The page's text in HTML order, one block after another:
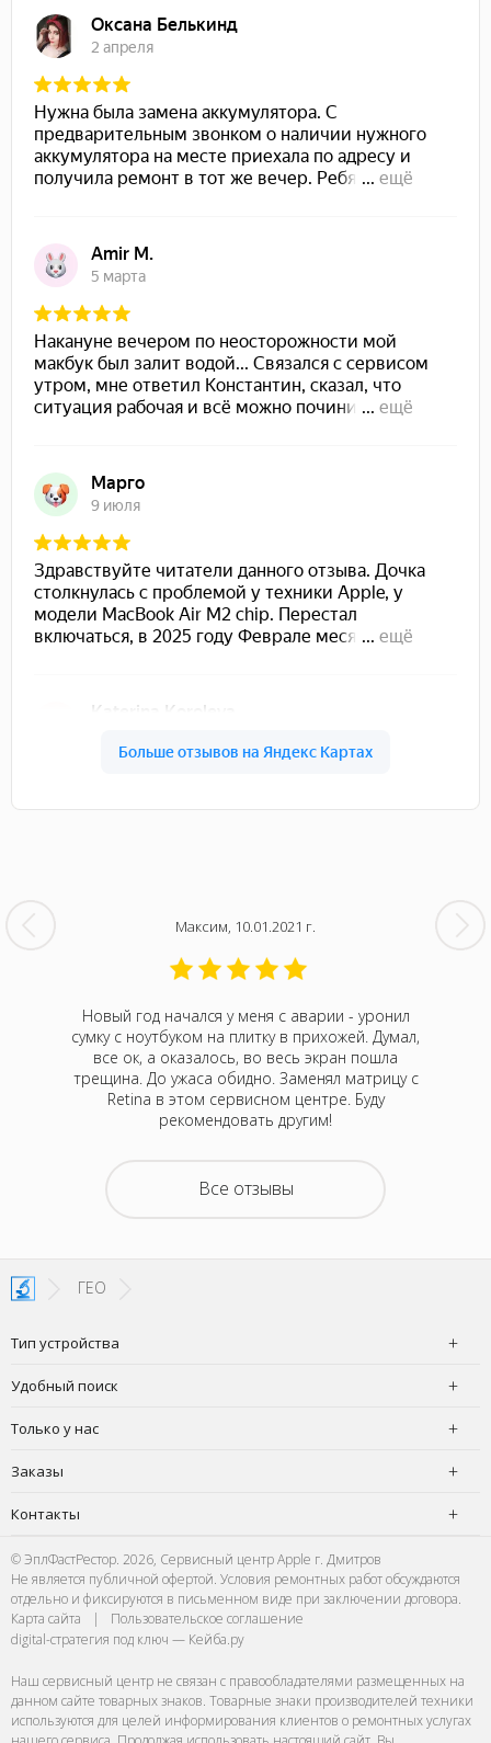
Максим, 10.01.2021 г.
Новый год начался у меня с аварии - уронил
сумку с ноутбуком на плитку в прихожей. Думал,
все ок, а оказалось, во весь экран пошла
трещина. До ужаса обидно. Заменял матрицу с
Retina в этом сервисном центре. Буду
рекомендовать другим!
Все отзывы
ГЕО
Тип устройства
Удобный поиск
Только у нас
Заказы
Контакты
© ЭплФастРестор. 2026, Сервисный центр Apple г. Дмитров
Не является публичной офертой. Условия ремонтных работ обсуждаются
отдельно и фиксируются в письменном виде при заключении договора.
Карта сайта
|
Пользовательское соглашение
digital-стратегия под ключ — Кейба.ру
Наш сервисный центр не связан с правообладателями размещенных на
данном сайте товарных знаков. Товарные знаки производителей техники
используются для целей информирования клиентов о ремонтных услугах